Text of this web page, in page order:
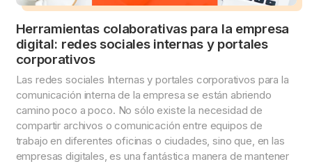
Herramientas colaborativas para la empresa
digital: redes sociales internas y portales
corporativos
Las redes sociales Internas y portales corporativos para la
comunicación interna de la empresa se están abriendo
camino poco a poco. No sólo existe la necesidad de
compartir archivos o comunicación entre equipos de
trabajo en diferentes oficinas o ciudades, sino que, en las
empresas digitales, es una fantástica manera de mantener